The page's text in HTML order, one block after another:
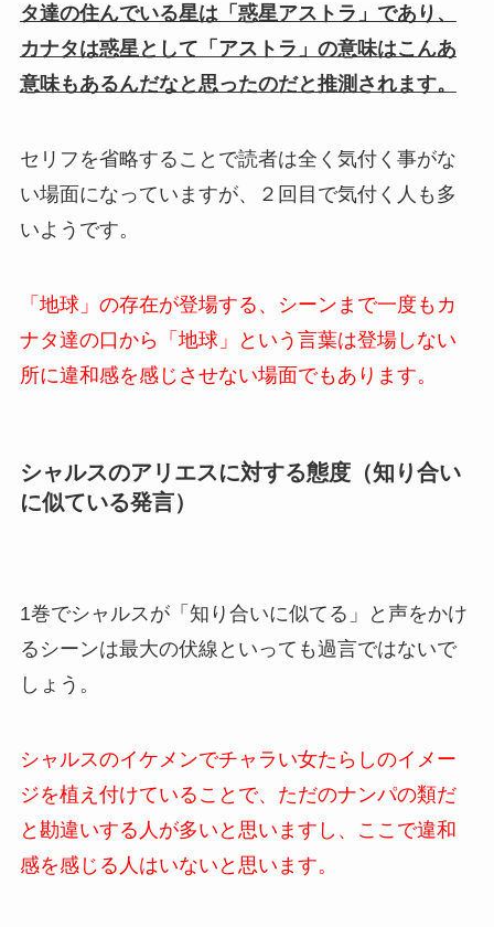
タ達の住んでいる星は「惑星アストラ」であり、
カナタは惑星として「アストラ」の意味はこんあ
意味もあるんだなと思ったのだと推測されます。
セリフを省略することで読者は全く気付く事がな
い場面になっていますが、２回目で気付く人も多
いようです。
「地球」の存在が登場する、シーンまで一度もカ
ナタ達の口から「地球」という言葉は登場しない
所に違和感を感じさせない場面でもあります。
シャルスのアリエスに対する態度（知り合い
に似ている発言）
1巻でシャルスが「知り合いに似てる」と声をかけ
るシーンは最大の伏線といっても過言ではないで
しょう。
シャルスのイケメンでチャラい女たらしのイメー
ジを植え付けていることで、ただのナンパの類だ
と勘違いする人が多いと思いますし、ここで違和
感を感じる人はいないと思います。